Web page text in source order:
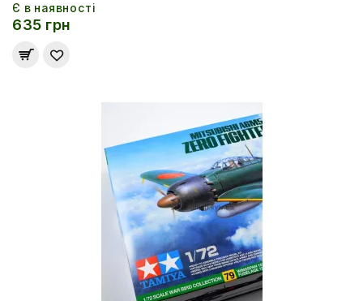
Є в наявності
635 грн